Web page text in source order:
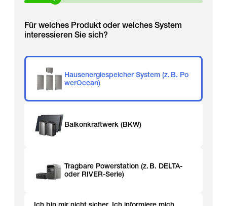
Für welches Produkt oder welches System
interessieren Sie sich?
Hausenergiespeicher System (z. B. Po
werOcean)
Balkonkraftwerk (BKW)
Tragbare Powerstation (z. B. DELTA-
oder RIVER-Serie)